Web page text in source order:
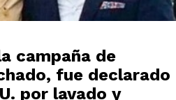
campaña de
fue declarado
por lavado y